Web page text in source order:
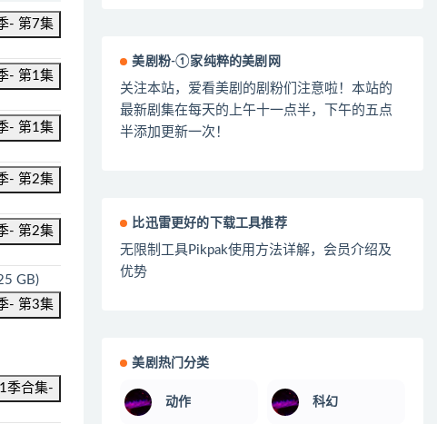
- 第7集
- 第1集
- 第1集
- 第2集
- 第2集
GB)
- 第3集
季合集-
美剧粉-①家纯粹的美剧网
关注本站，爱看美剧的剧粉们注意啦！本站的
最新剧集在每天的上午十一点半，下午的五点
半添加更新一次！
比迅雷更好的下载工具推荐
无限制工具Pikpak使用方法详解，会员介绍及
优势
美剧热门分类
动作 科幻